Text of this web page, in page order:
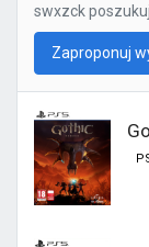
swxzck
Zaproponuj